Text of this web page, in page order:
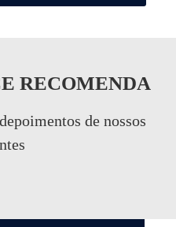
RECOMENDA
de nossos